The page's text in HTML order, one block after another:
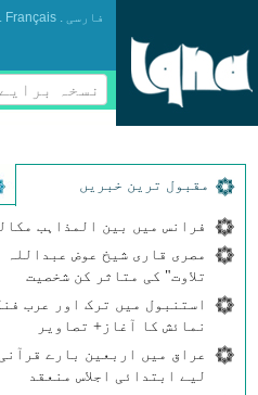
فارسی .
Français
.
نسخہ
مقبول ترین خبریں
فرانس میں بین المذاہب
مصری قاری شیخ عوض
تلاوت" کی متاثر کن شخصیت
استنبول میں ترک اور عرب
نمائش کا آغاز+ تصاویر
عراق میں اربعین بارے
لیے ابتدائی اجلاس منعقد